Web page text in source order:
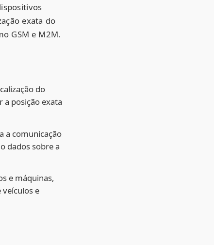
exata do
GSM e M2M.
do
a posição exata
a comunicação
dados sobre a
e máquinas,
e